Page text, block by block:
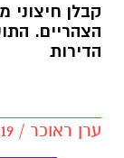
קבלן
הצהריים.
הדירות
ערן ראוכר / 14:19 15.06.25